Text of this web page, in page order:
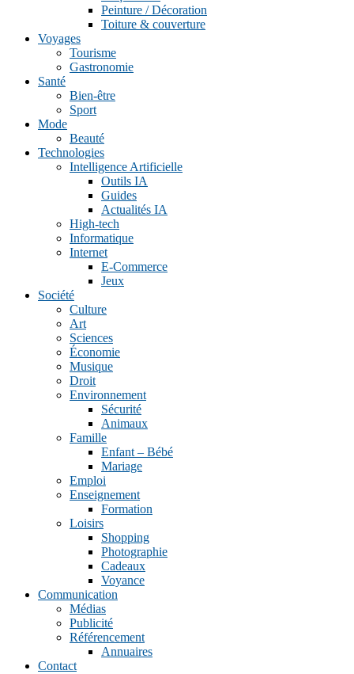
Peinture / Décoration
Toiture & couverture
Voyages
Tourisme
Gastronomie
Santé
Bien-être
Sport
Mode
Beauté
Technologies
Intelligence Artificielle
Outils IA
Guides
Actualités IA
High-tech
Informatique
Internet
E-Commerce
Jeux
Société
Culture
Art
Sciences
Économie
Musique
Droit
Environnement
Sécurité
Animaux
Famille
Enfant – Bébé
Mariage
Emploi
Enseignement
Formation
Loisirs
Shopping
Photographie
Cadeaux
Voyance
Communication
Médias
Publicité
Référencement
Annuaires
Contact